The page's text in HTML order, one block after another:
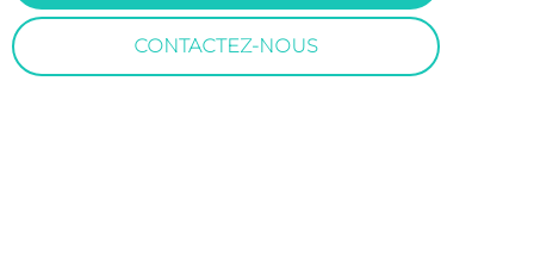
CONTACTEZ-NOUS